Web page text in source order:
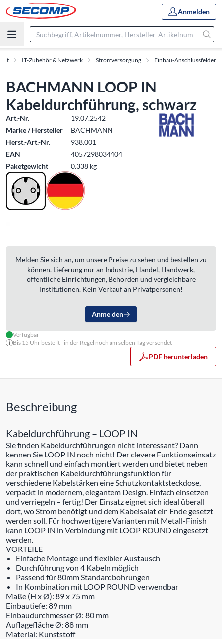
Anmelden
IT-Zubehör & Netzwerk Stromversorgung Einbau-Anschlussfelder
BACHMANN LOOP IN
Kabeldurchführung, schwarz
Art.-Nr.
19.07.2542
Marke / Hersteller
BACHMANN
Herst.-Art.-Nr.
938.001
EAN
4057298034404
Paketgewicht
0.338 kg
Melden Sie sich an, um unsere Preise zu sehen und bestellen zu
können. Lieferung nur an Industrie, Handel, Handwerk,
öffentliche Einrichtungen, Behörden und vergleichbare
Institutionen. Kein Verkauf an Privatpersonen!
Anmelden
Verfügbar
Bis 15 Uhr bestellt - in der Regel noch am selben Tag versendet
PDF herunterladen
Beschreibung
Kabeldurchführung – LOOP IN
Sie finden Kabeldurchführungen nicht interessant? Dann
kennen Sie LOOP IN noch nicht! Der clevere Funktionseinsatz
kann schnell und einfach montiert werden und bietet neben
der praktischen Kabeldurchführungsfunktion für
verschiedene Kabelstärken eine Schutzkontaktsteckdose,
verpackt in modernem, elegantem Design. Einfach einsetzen
und verriegeln – fertig! Der Einsatz eignet sich ideal überall
dort, wo Strom benötigt und dem Kabelsalat ein Ende gesetzt
werden soll. Für hochwertigere Varianten mit Metall-Finish
kann LOOP IN in Verbindung mit LOOP ROUND eingesetzt
werden.
VORTEILE
Einfache Montage und flexibler Austausch
Durchführung von 4 Kabeln möglich
Passend für 80mm Standardbohrungen
In Kombination mit LOOP ROUND verwendbar
Maße (H x Ø): 89 x 75 mm
Einbautiefe: 89 mm
Einbaudurchmesser Ø: 80 mm
Auflagefläche Ø: 88 mm
Material: Kunststoff